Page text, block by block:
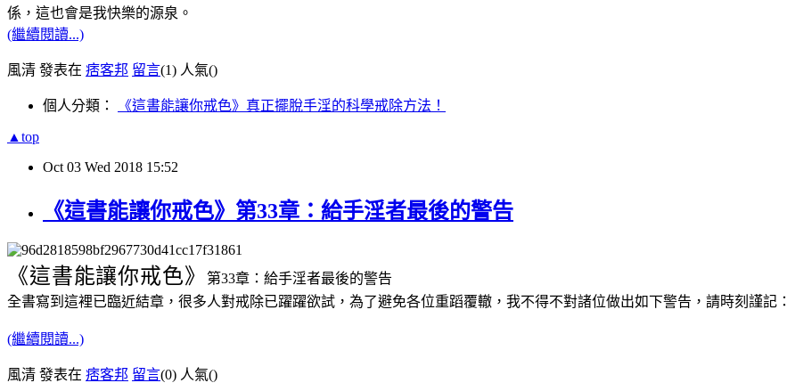
係，這也會是我快樂的源泉。
(繼續閱讀...)
風清 發表在 痞客邦 留言(1) 人氣()
個人分類： 《這書能讓你戒色》真正擺脫手淫的科學戒除方法！
▲top
Oct 03 Wed 2018 15:52
《這書能讓你戒色》第33章：給手淫者最後的警告
《這書能讓你戒色》
第33章：給手淫者最後的警告
全書寫到這裡已臨近結章，很多人對戒除已躍躍欲試，為了避免各位重蹈覆轍，我不得不對諸位做出如下警告，請時刻謹記：
(繼續閱讀...)
風清 發表在 痞客邦 留言(0) 人氣()